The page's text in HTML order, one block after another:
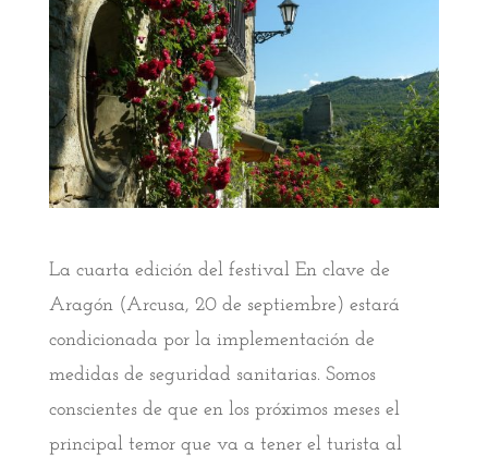
La cuarta edición del festival En clave de
Aragón (Arcusa, 20 de septiembre) estará
condicionada por la implementación de
medidas de seguridad sanitarias. Somos
conscientes de que en los próximos meses el
principal temor que va a tener el turista al